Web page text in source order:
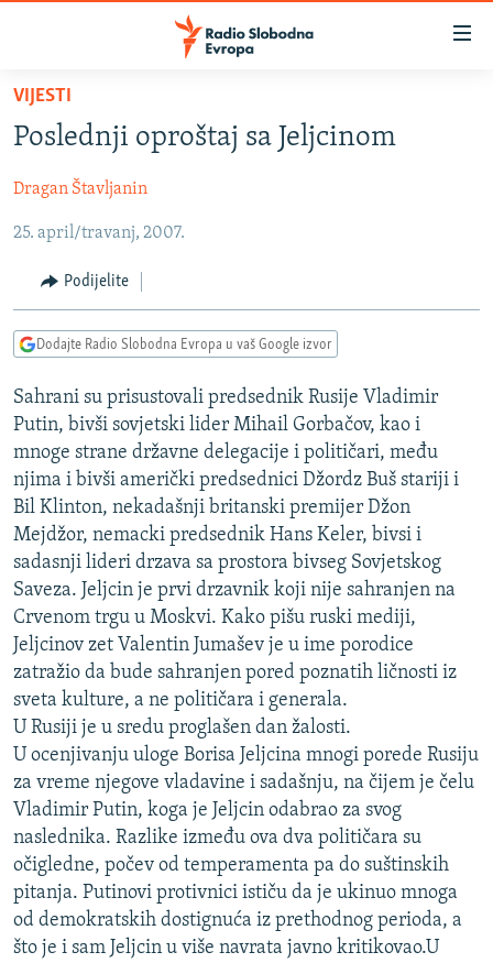
Pređite
glavni
Pređite
na
navigaciju
Pređite
na
pretragu
VIJESTI
BOSNA I HERCEGOVINA
SRBIJA
KOSOVO
CRNA GORA
VIZUELNO
VIDEO
FOTOGALERIJE
INFOGRAFIKE
PODCASTI
RAT U UKRAJINI
KINA NA BALKANU
RSE PRIČE IZ SVIJETA
ISPRIČAJ MI
DNEVNO@RSE
SPECIJALI RSE
VIŠE OD NASLOVA
GENOCID U SREBRENICI
POPLAVE I KLIZIŠTA U BIH 2024.
TV LIBERTY
POST SCRIPTUM
MOJA EVROPA
TRI DECENIJE OD RATA U BIH
SVE KARTE DEJTONA
NASTANAK I RASPAD JUGOSLAVIJE
PRATITE NAS
Sve RFE/RL stranice
VIJESTI
Poslednji oproštaj sa Jeljcinom
Dragan Štavljanin
25. april/travanj, 2007.
Podijelite
Dodajte Radio Slobodna Evropa u vaš Google izvor
Sahrani su prisustovali predsednik Rusije Vladimir
Putin, bivši sovjetski lider Mihail Gorbačov, kao i
mnoge strane državne delegacije i političari, među
njima i bivši američki predsednici Džordz Buš stariji i
Bil Klinton, nekadašnji britanski premijer Džon
Mejdžor, nemacki predsednik Hans Keler, bivsi i
sadasnji lideri drzava sa prostora bivseg Sovjetskog
Saveza. Jeljcin je prvi drzavnik koji nije sahranjen na
Crvenom trgu u Moskvi. Kako pišu ruski mediji,
Jeljcinov zet Valentin Jumašev je u ime porodice
zatražio da bude sahranjen pored poznatih ličnosti iz
sveta kulture, a ne političara i generala.
U Rusiji je u sredu proglašen dan žalosti.
U ocenjivanju uloge Borisa Jeljcina mnogi porede Rusiju
za vreme njegove vladavine i sadašnju, na čijem je čelu
Vladimir Putin, koga je Jeljcin odabrao za svog
naslednika. Razlike između ova dva političara su
očigledne, počev od temperamenta pa do suštinskih
pitanja. Putinovi protivnici ističu da je ukinuo mnoga
od demokratskih dostignuća iz prethodnog perioda, a
što je i sam Jeljcin u više navrata javno kritikovao.U